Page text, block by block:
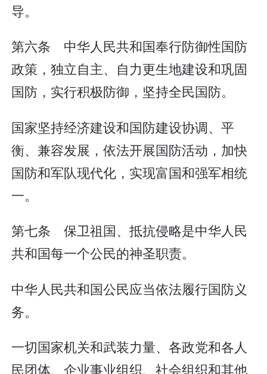
导。
第六条 中华人民共和国奉行防御性国防
政策，独立自主、自力更生地建设和巩固
国防，实行积极防御，坚持全民国防。
国家坚持经济建设和国防建设协调、平
衡、兼容发展，依法开展国防活动，加快
国防和军队现代化，实现富国和强军相统
一。
第七条 保卫祖国、抵抗侵略是中华人民
共和国每一个公民的神圣职责。
中华人民共和国公民应当依法履行国防义
务。
一切国家机关和武装力量、各政党和各人
民团体、企业事业组织、社会组织和其他